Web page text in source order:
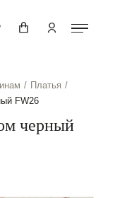
Платья
FW26
черный